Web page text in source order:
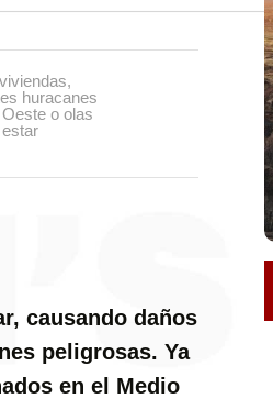
huracanes
o olas
causando daños
peligrosas. Ya
en el Medio